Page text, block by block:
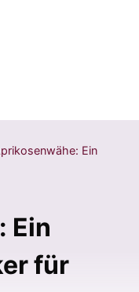
Ein
Ein
für